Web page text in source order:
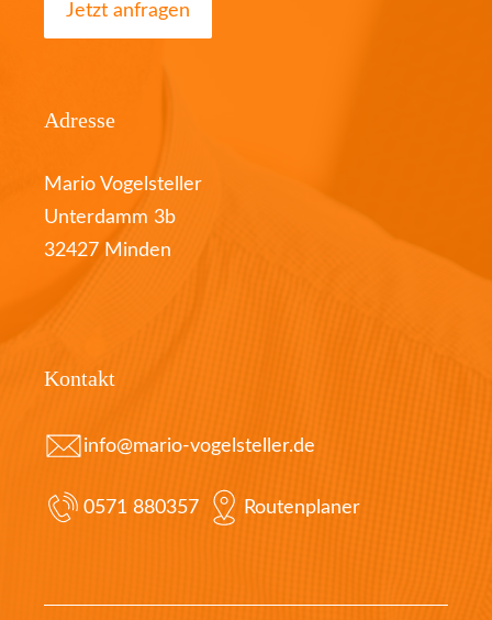
Jetzt anfragen
Adresse
Mario Vogelsteller
Unterdamm 3b
32427 Minden
Kontakt
info@mario-vogelsteller.de
0571 880357 Routenplaner